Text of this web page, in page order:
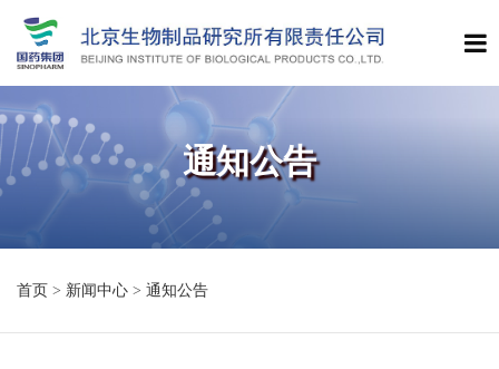
通知公告
首页 > 新闻中心 > 通知公告